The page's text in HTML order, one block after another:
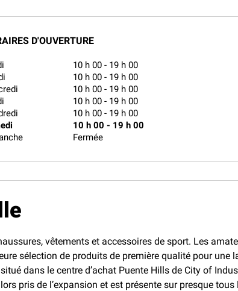
D'OUVERTURE
10 h 00 - 19 h 00
10 h 00 - 19 h 00
10 h 00 - 19 h 00
10 h 00 - 19 h 00
10 h 00 - 19 h 00
10 h 00 - 19 h 00
Fermée
vêtements et accessoires de sport. Les
sélection de produits de première qualité pour une
dans le centre d’achat Puente Hills de City of
pris de l’expansion et est présente sur presque